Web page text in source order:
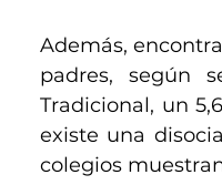
Además,
padres, según
Tradicional, un
existe una
colegios